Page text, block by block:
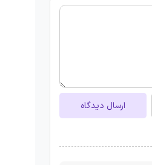
ارسال دیدگاه